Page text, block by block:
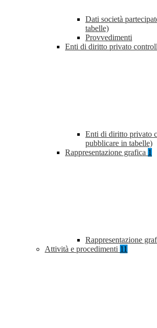
Dati società
tabelle)
Provvedimenti
Enti di diritto privato
Enti di diritto privato
pubblicare in tabelle)
Rappresentazione grafica 1
Rappresentazione
Attività e procedimenti 11